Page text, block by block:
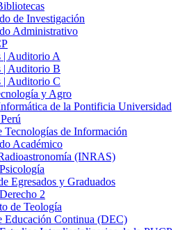
de Investigación
Administrativo
| Auditorio A
| Auditorio B
| Auditorio C
y Agro
de la Pontificia Universidad
Tecnologías de Información
Académico
(INRAS)
Egresados y Graduados
2
de Teología
Educación Continua (DEC)